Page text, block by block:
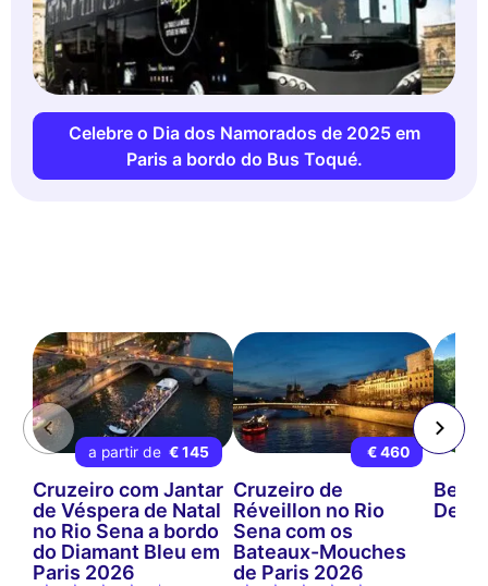
Celebre o Dia dos Namorados de 2025 em
Paris a bordo do Bus Toqué.
a partir de € 145
Cruzeiro com Jantar
de Véspera de Natal
no Rio Sena a bordo
do Diamant Bleu em
Paris 2026
€ 460
Cruzeiro de
Réveillon no Rio
Sena com os
Bateaux-Mouches
de Paris 2026
Bel